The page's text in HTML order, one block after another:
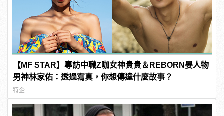
【MF STAR】專訪中職Z咖女神貴貴＆REBORN晏人物
男神林家佑：透過寫真，你想傳達什麼故事？
特企